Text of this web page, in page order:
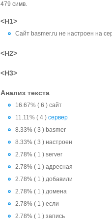
479 симв.
<H1>
Сайт basmer.ru не настроен на
<H2>
<H3>
Анализ текста
16.67% ( 6 ) сайт
11.11% ( 4 ) сервер
8.33% ( 3 ) basmer
8.33% ( 3 ) настроен
2.78% ( 1 ) server
2.78% ( 1 ) адресная
2.78% ( 1 ) добавили
2.78% ( 1 ) домена
2.78% ( 1 ) если
2.78% ( 1 ) запись